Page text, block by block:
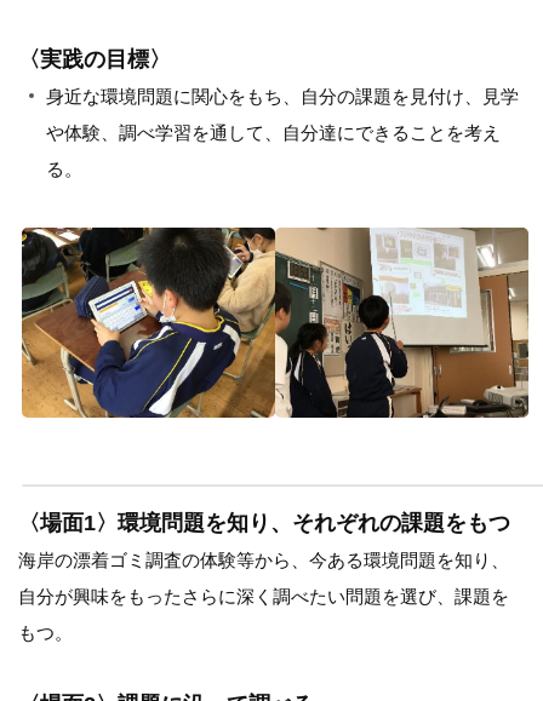
〈実践の目標〉
身近な環境問題に関心をもち、自分の課題を見付け、見学
や体験、調べ学習を通して、自分達にできることを考え
る。
〈場面1〉環境問題を知り、それぞれの課題をもつ
海岸の漂着ゴミ調査の体験等から、今ある環境問題を知り、
自分が興味をもったさらに深く調べたい問題を選び、課題を
もつ。